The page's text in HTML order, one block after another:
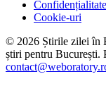
Confidențialitate
Cookie-uri
© 2026 Știrile zilei în
știri pentru București.